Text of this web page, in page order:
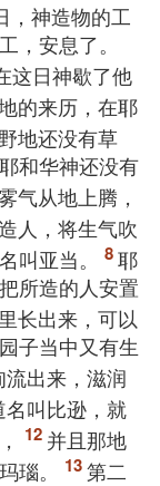
，神造物的工
，安息了。
这日神歇了他
的来历，在耶
野地还没有草
和华神还没有
气从地上腾，
人，将生气吹
叫亚当。
耶
所造的人安置
长出来，可以
子当中又有生
出来，滋润
名叫比逊，就
并且那地
瑙。
第二